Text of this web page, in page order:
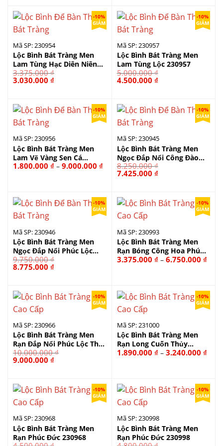
2.580.000 ₫. 11.250.000 ₫.
-10%
GIẢM
Mã SP: 230954
Lộc Bình Bát Tràng Men
Lam Tùng Hạc Diên Niên
230954
3.375.000₫
Giá
gốc
3.030.000 ₫
3.030.000 ₫.
-10%
GIẢM
Mã SP: 230957
Lộc Bình Bát Tràng Men
Lam Tùng Lộc 230957
5.000.000₫
Giá
gốc
4.500.000 ₫Giá
hiện
4.500.000 ₫.
-10%
GIẢM
Mã SP: 230956
Lộc Bình Bát Tràng Men
Lam Vẽ Vàng Sen Cá
230956
1.800.000 ₫ – 9.000.000 ₫ Khoảng
9.000.000 ₫
-10%
GIẢM
Mã SP: 230945
Lộc Bình Bát Tràng Men
Ngọc Đắp Nổi Công Đào
230945
8.250.000₫
Giá
gốc
7.425.000 ₫Giá
7.425.000 ₫.
-10%
GIẢM
Mã SP: 230946
Lộc Bình Bát Tràng Men
Ngọc Đắp Nổi Phúc Lộc
Thọ 230946
9.750.000₫
Giá
gốc
8.775.000 ₫
8.775.000 ₫.
-10%
GIẢM
Mã SP: 230993
Lộc Bình Bát Tràng Men
Rạn Bóng Công Hoa Phú
Quý 230993
3.375.000 ₫ – 6.750.000 ₫
giá:
-10%
GIẢM
Mã SP: 230966
Lộc Bình Bát Tràng Men
Rạn Đắp Nổi Phúc Lộc Thọ
230966
10.000.000₫
Giá
gốc
9.000.000 ₫
9.000.000 ₫.
-10%
GIẢM
Mã SP: 231000
Lộc Bình Bát Tràng Men
Rạn Long Cuốn Thủy
231000
1.890.000 ₫ – 3.240.000 ₫
giá:
-10%
GIẢM
Mã SP: 230968
Lộc Bình Bát Tràng Men
Rạn Phúc Đức 230968
-10%
GIẢM
Mã SP: 230998
Lộc Bình Bát Tràng Men
Rạn Phúc Đức 230998